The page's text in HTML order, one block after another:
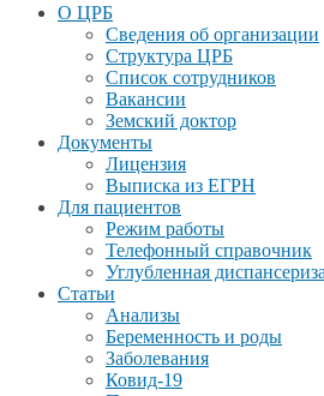
О ЦРБ
Сведения об организации
Структура ЦРБ
Список сотрудников
Вакансии
Земский доктор
Документы
Лицензия
Выписка из ЕГРН
Для пациентов
Режим работы
Телефонный справочник
Углубленная
Статьи
Анализы
Беременность и роды
Заболевания
Ковид-19